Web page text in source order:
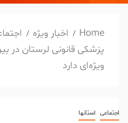
Home اخبار ویژه
پزشکی قانونی لرستان در
ویژه‌ای دارد
اجتماعی استانها